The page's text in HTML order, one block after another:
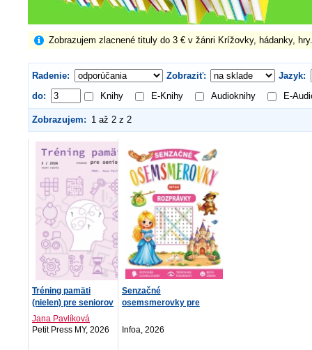
Zobrazujem zlacnené tituly do 3 € v žánri Krížovky, hádanky,
Radenie: Zobraziť:
Jazyk:
do:
Knihy E-Knihy Audioknihy E-
Zobrazujem: 1 až 2 z 2
Tréning pamäti
(nielen) pre seniorov
3/2...
Jana Pavlíková
Petit Press MY, 2026
Senzačné
osemsmerovky pre
Infoa, 2026